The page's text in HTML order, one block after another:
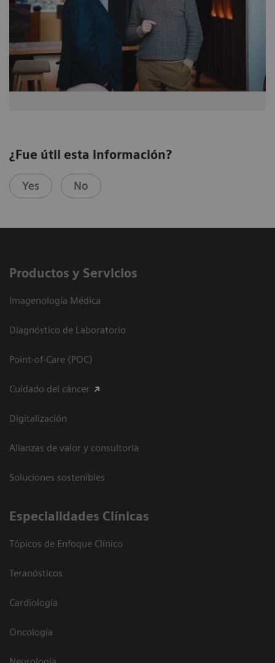
¿Fue útil esta información?
Yes No
Productos y Servicios
Imagenología Médica
Diagnóstico de Laboratorio
Point-of-Care (POC)
Cuidado del cáncer
Digitalización
Alianzas de valor y consultoría
Soluciones sostenibles
Especialidades Clínicas
Tópicos de Enfoque Clínico
Teranósticos
Cardiología
Oncología